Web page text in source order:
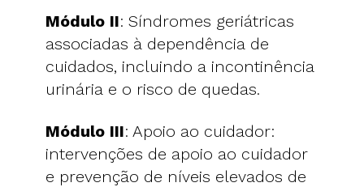
Módulo II: Síndromes geriátricas
associadas à dependência de
cuidados, incluindo a incontinência
urinária e o risco de quedas.
Módulo III: Apoio ao cuidador:
intervenções de apoio ao cuidador
e prevenção de níveis elevados de